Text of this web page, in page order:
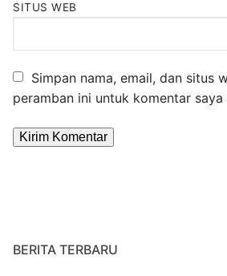
SITUS WEB
Simpan nama, email, dan situs
peramban ini untuk komentar
BERITA TERBARU